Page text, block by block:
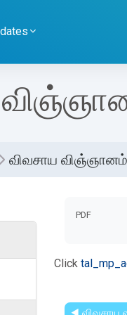
விவசாய விஞ்ஞானம்
PDF
Click